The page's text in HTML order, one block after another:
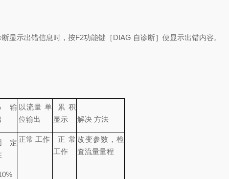
显示出错信息时，按F2功能键 ［DIAG 自诊断］便显示出错内容。
输 以流量 单
位输出
累积
显示
解决 方法
定 正常 工作
正常
工作
改变参数，检
査流量量程